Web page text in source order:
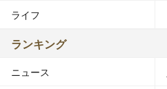
ライフ
ランキング
ニュース